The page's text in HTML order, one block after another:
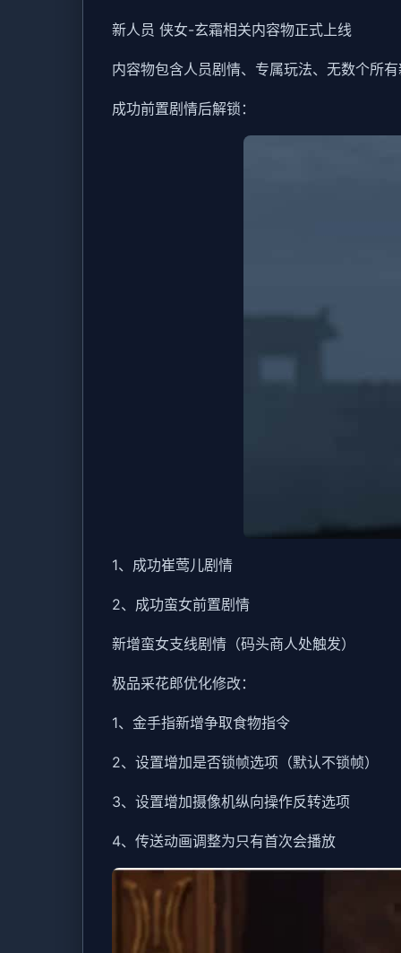
新人员 侠女-玄霜相关内容物正式上线
内容物包含人员剧情、专属玩法、无数个所
成功前置剧情后解锁：
1、成功崔莺儿剧情
2、成功蛮女前置剧情
新增蛮女支线剧情（码头商人处触发）
极品采花郎优化修改：
1、金手指新增争取食物指令
2、设置增加是否锁帧选项（默认不锁帧）
3、设置增加摄像机纵向操作反转选项
4、传送动画调整为只有首次会播放